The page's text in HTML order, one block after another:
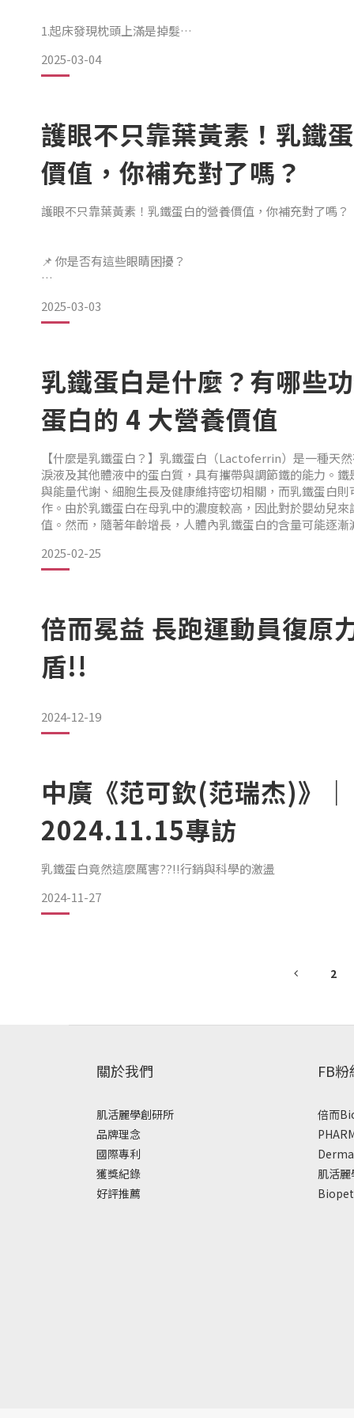
1️.起床發現枕頭上滿是掉髮
2️.洗頭後，排水孔總是卡滿髮絲
3️.髮絲變細、無力，髮量不如以往🚨 國際研究：適當補充營
髮絲健康！
充，以維持髮絲狀態。💡 乳鐵蛋白 = 頭皮吸收營養的「黃金
🔹 提升鐵與鋅吸收，幫助毛囊獲得充足營養，強韌髮根
🔹 維持頭皮微環境平衡，減少外在刺激影
2025-03-04
護眼不只靠葉黃素！乳鐵
價值，你補充對了嗎？
護眼不只靠葉黃素！乳鐵蛋白的營養價值，你補充對了嗎？
📌 你是否有這些眼睛困擾？
📍 長時間盯著螢幕，眼睛容易疲勞？
📍 夜間或低光環境下，視覺變得模糊？現代人長時間接觸
增，除了補充葉黃素，還需要更完整的營養來幫助維持健康
💡 市售護眼營養補充，真的夠完整嗎？
目前市面上許多護眼產品以 葉黃素、玉米黃素、蝦紅素、
2025-03-03
乳鐵蛋白是什麼？有哪些
蛋白的 4 大營養價值
【什麼是乳鐵蛋白？】乳鐵蛋白（Lactoferrin）是一種天
淚液及其他體液中的蛋白質，具有攜帶與調節鐵的能力。鐵
與能量代謝、細胞生長及健康維持密切相關，而乳鐵蛋白
作。由於乳鐵蛋白在母乳中的濃度較高，因此對於嬰幼兒
值。然而，隨著年齡增長，人體內乳鐵蛋白的含量可能逐漸
康
2025-02-25
倍而冕益 長跑運動員復原
盾!!
2024-12-19
中廣《范可欽(范瑞杰)》｜
2024.11.15專訪
乳鐵蛋白竟然這麼厲害??!!行銷與科學的激盪
2024-11-27
2
關於我們
肌活麗學創研所
品牌理念
國際專利
獲獎紀錄
好評推薦
FB
倍而
肌活